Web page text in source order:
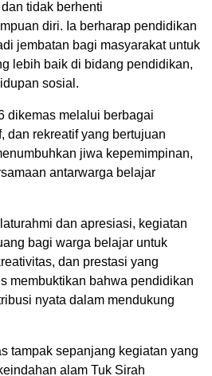
tidak berhenti
diri. Ia berharap pendidikan
jembatan bagi masyarakat untuk
lebih baik di bidang pendidikan,
sosial.
dikemas melalui berbagai
dan rekreatif yang bertujuan
jiwa kepemimpinan,
antarwarga belajar
dan apresiasi, kegiatan
bagi warga belajar untuk
dan prestasi yang
membuktikan bahwa pendidikan
nyata dalam mendukung
tampak sepanjang kegiatan yang
alam Tuk Sirah